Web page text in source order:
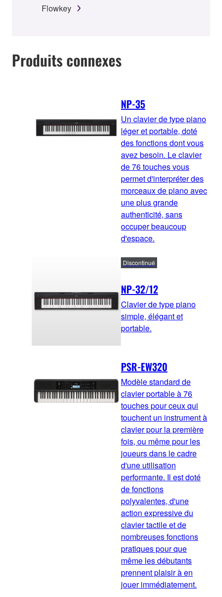
Flowkey
Produits connexes
NP-35
Un clavier de type piano
léger et portable, doté
des fonctions dont vous
avez besoin. Le clavier
de 76 touches vous
permet d'interpréter des
morceaux de piano avec
une plus grande
authenticité, sans
occuper beaucoup
d'espace.
NP-32/12
Discontinué
Clavier de type piano
simple, élégant et
portable.
PSR-EW320
Modèle standard de
clavier portable à 76
touches pour ceux qui
touchent un instrument à
clavier pour la première
fois, ou même pour les
joueurs dans le cadre
d'une utilisation
performante. Il est doté
de fonctions
polyvalentes, d'une
action expressive du
clavier tactile et de
nombreuses fonctions
pratiques pour que
même les débutants
prennent plaisir à en
jouer immédiatement.